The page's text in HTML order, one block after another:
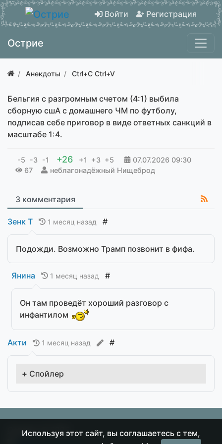
Войти Регистрация
Острие
Анекдоты Ctrl+C Ctrl+V
Бельгия с разгромным счетом (4:1) выбила
сборную сшА с домашнего ЧМ по футболу,
подписав себе приговор в виде ответных санкций в
масштабе 1:4.
-5 -3 -1 +26 +1 +3 +5 07.07.2026 09:30
67
неблагонадёжный Нищеброд
3 комментария
Зенк Т 1 месяц назад #
Подожди. Возможно Трамп позвонит в фифа.
Янина 1 месяц назад #
Он там проведёт хороший разговор с
инфантилом
Акти 1 месяц назад #
Спойлер
Острие © 2026
Используя этот сайт, вы соглашаетесь с тем,